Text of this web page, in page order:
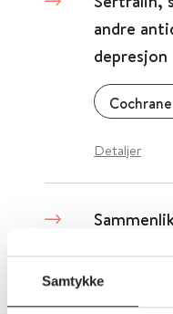
Samtykke
andre
depresjon
Detaljer